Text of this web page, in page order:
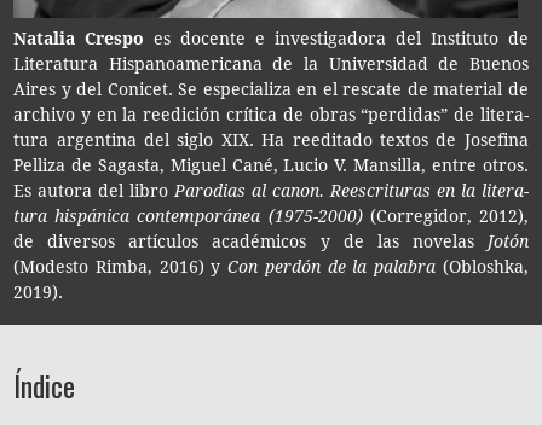
Nata­lia Crespo es docen­te e inves­ti­ga­do­ra del Ins­ti­tu­to de
Lite­ra­tu­ra His­pa­noa­me­ri­ca­na de la Uni­ver­si­dad de Bue­nos
Aires y del Coni­cet. Se espe­cia­li­za en el res­ca­te de mate­rial de
archi­vo y en la reedi­ción crí­ti­ca de obras “per­di­das” de lite­ra­
tu­ra argen­ti­na del siglo XIX. Ha reedi­ta­do tex­tos de Jose­fi­na
Pelli­za de Sagas­ta, Miguel Cané, Lucio V. Man­si­lla, entre otros.
Es auto­ra del libroParo­dias al canon. Rees­cri­tu­ras en la lite­ra­
tu­ra his­pá­ni­ca contemporánea (1975-2000)(Corre­gi­dor, 2012),
de diver­sos artícu­los aca­dé­mi­cos y de las novelas Jotón
(Modes­to Rimba, 2016) yCon per­dón de la palabra (Oblosh­ka,
2019).
Índice